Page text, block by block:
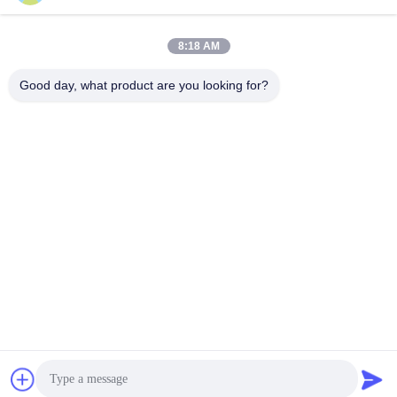
Die Kommission hat die Kommission aufgefordert, ihre
KINGWE-STAR OPTO-ELECTRONICS TECHNOLOGY CO, LTD.
- Alle. Alle Rechte vorbehalten.
8:18 AM
Good day, what product are you looking for?